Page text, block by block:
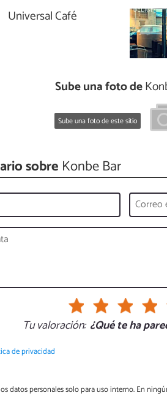
Universal Café
Sube una foto de
Sube una foto de este sitio
sobre Konbe Bar
Tu valoración: ¿Qué te ha
de privacidad
datos personales solo para uso interno. En